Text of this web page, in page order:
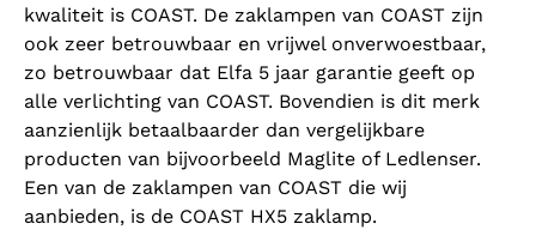
kwaliteit is COAST. De zaklampen van COAST zijn
ook zeer betrouwbaar en vrijwel onverwoestbaar,
zo betrouwbaar dat Elfa 5 jaar garantie geeft op
alle verlichting van COAST. Bovendien is dit merk
aanzienlijk betaalbaarder dan vergelijkbare
producten van bijvoorbeeld Maglite of Ledlenser.
Een van de zaklampen van COAST die wij
aanbieden, is de COAST HX5 zaklamp.